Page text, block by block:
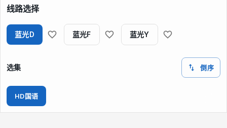
线路选择
蓝光D 蓝光F 蓝光Y
选集 倒序
HD国语